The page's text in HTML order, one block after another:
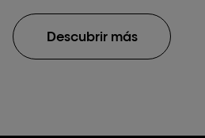
Descubrir más